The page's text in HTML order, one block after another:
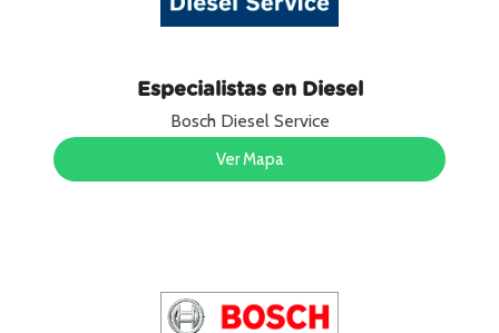
Especialistas en Diesel
Bosch Diesel Service
Ver Mapa